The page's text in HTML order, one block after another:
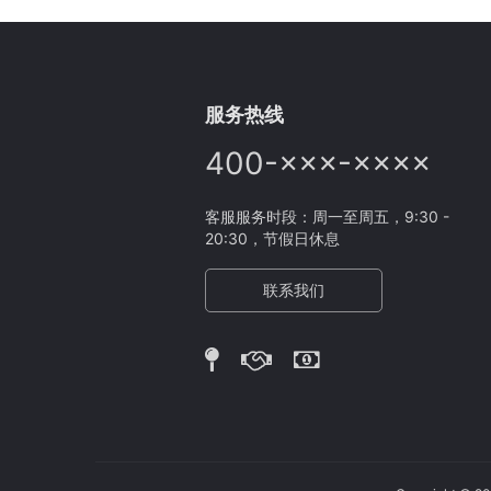
服务热线
400-×××-××××
客服服务时段：周一至周五，9:30 -
20:30，节假日休息
联系我们